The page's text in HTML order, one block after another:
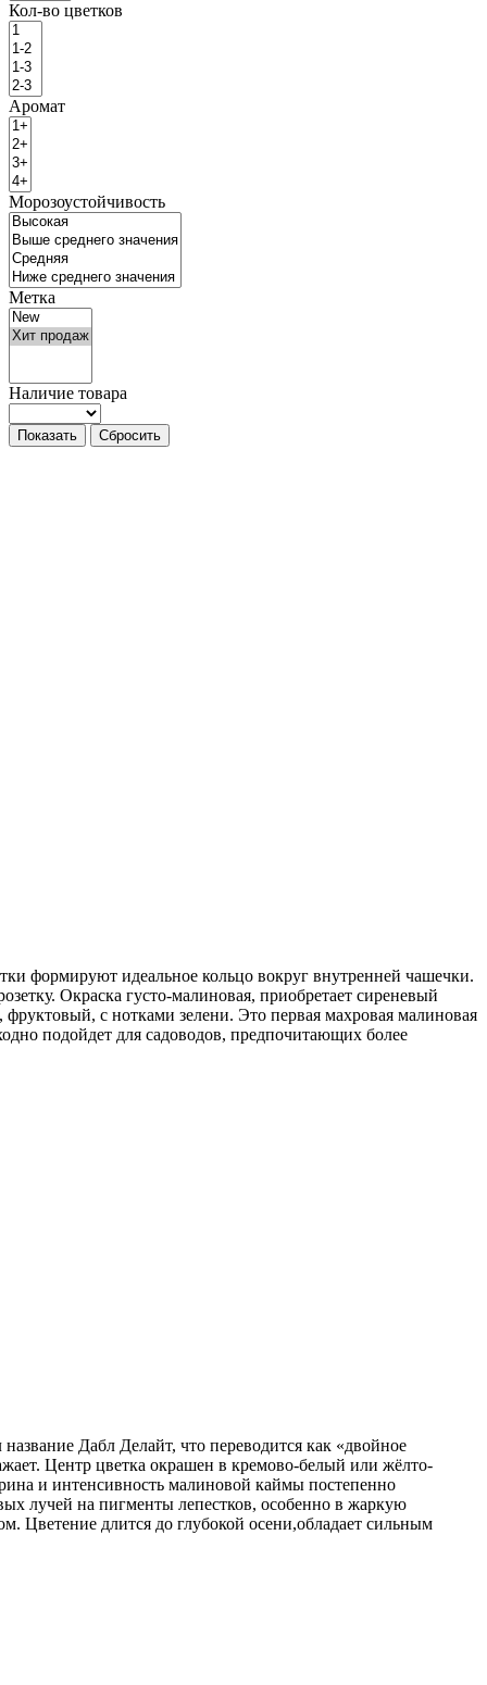
Кол-во цветков
Аромат
Морозоустойчивость
Метка
Наличие товара
Показать Сбросить
формируют идеальное кольцо вокруг внутренней чашечки.
Окраска густо-малиновая, приобретает сиреневый
с нотками зелени. Это первая махровая малиновая
подойдет для садоводов, предпочитающих более
Дабл Делайт, что переводится как «двойное
Центр цветка окрашен в кремово-белый или жёлто-
и интенсивность малиновой каймы постепенно
лучей на пигменты лепестков, особенно в жаркую
Цветение длится до глубокой осени,обладает сильным